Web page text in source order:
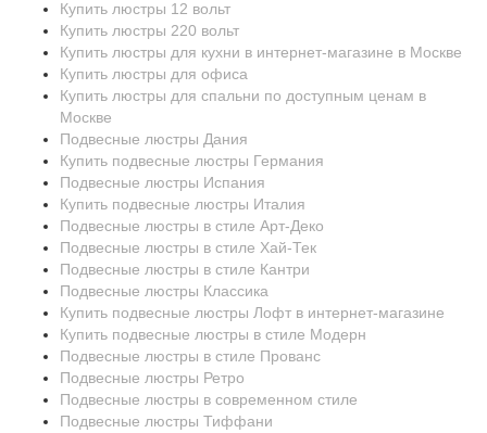
Купить люстры 12 вольт
Купить люстры 220 вольт
Купить люстры для кухни в интернет-магазине в Москве
Купить люстры для офиса
Купить люстры для спальни по доступным ценам в
Москве
Подвесные люстры Дания
Купить подвесные люстры Германия
Подвесные люстры Испания
Купить подвесные люстры Италия
Подвесные люстры в стиле Арт-Деко
Подвесные люстры в стиле Хай-Тек
Подвесные люстры в стиле Кантри
Подвесные люстры Классика
Купить подвесные люстры Лофт в интернет-магазине
Купить подвесные люстры в стиле Модерн
Подвесные люстры в стиле Прованс
Подвесные люстры Ретро
Подвесные люстры в современном стиле
Подвесные люстры Тиффани